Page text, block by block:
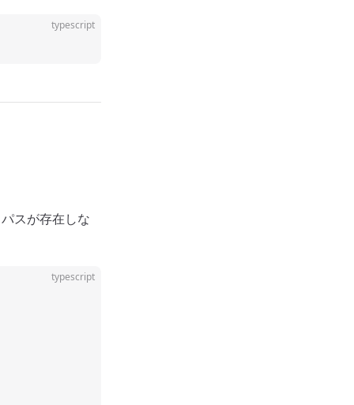
typescript
スが存在しな
typescript